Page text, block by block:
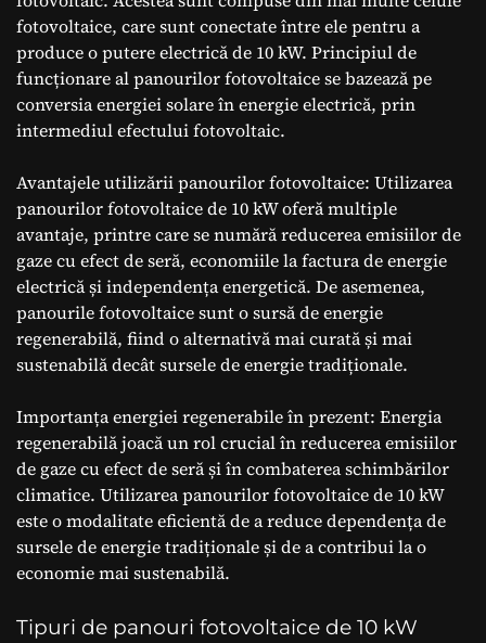
fotovoltaice, care sunt conectate între ele pentru a
produce o putere electrică de 10 kW. Principiul de
funcționare al panourilor fotovoltaice se bazează pe
conversia energiei solare în energie electrică, prin
intermediul efectului fotovoltaic.
Avantajele utilizării panourilor fotovoltaice: Utilizarea
panourilor fotovoltaice de 10 kW oferă multiple
avantaje, printre care se numără reducerea emisiilor de
gaze cu efect de seră, economiile la factura de energie
electrică și independența energetică. De asemenea,
panourile fotovoltaice sunt o sursă de energie
regenerabilă, fiind o alternativă mai curată și mai
sustenabilă decât sursele de energie tradiționale.
Importanța energiei regenerabile în prezent: Energia
regenerabilă joacă un rol crucial în reducerea emisiilor
de gaze cu efect de seră și în combaterea schimbărilor
climatice. Utilizarea panourilor fotovoltaice de 10 kW
este o modalitate eficientă de a reduce dependența de
sursele de energie tradiționale și de a contribui la o
economie mai sustenabilă.
Tipuri de panouri fotovoltaice de 10 kW